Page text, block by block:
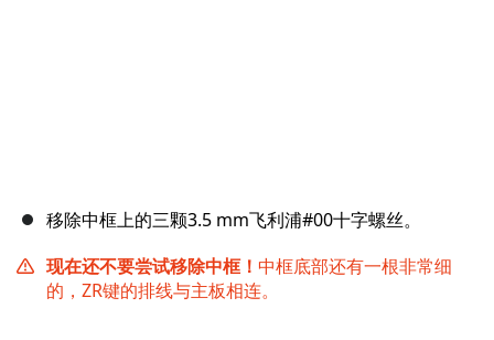
移除中框上的三颗3.5 mm飞利浦#00十字螺丝。
现在还不要尝试移除中框！ 中框底部还有一根非常细
的，ZR键的排线与主板相连。